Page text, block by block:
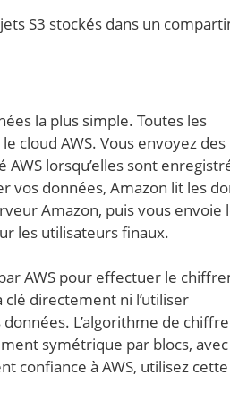
S3 stockés dans un
la plus simple. Toutes les
cloud AWS. Vous envoyez des
lorsqu’elles sont
vos données, Amazon lit les
Amazon, puis vous envoie
les utilisateurs finaux.
AWS pour effectuer le
directement ni l’utiliser
L’algorithme de
symétrique par blocs,
confiance à AWS, utilisez cette